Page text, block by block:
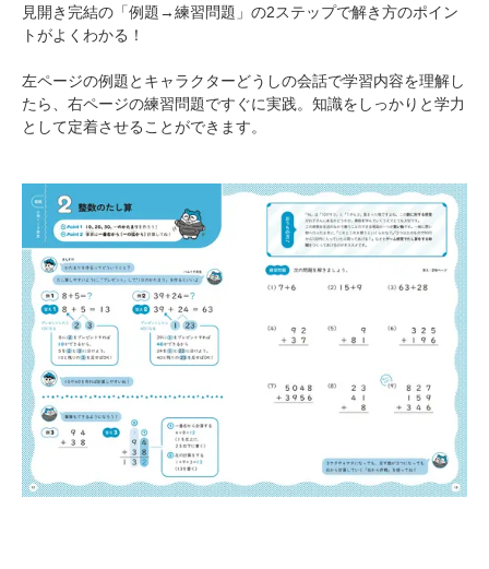
見開き完結の「例題→練習問題」の2ステップで解き方のポイン
トがよくわかる！
左ページの例題とキャラクターどうしの会話で学習内容を理解し
たら、右ページの練習問題ですぐに実践。知識をしっかりと学力
として定着させることができます。